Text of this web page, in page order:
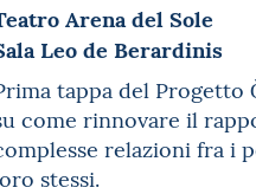
Arena del Sole
Leo de Berardinis
tappa del Progetto
come rinnovare il
relazioni fra i
stessi.